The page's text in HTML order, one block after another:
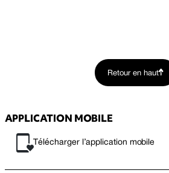
Retour en haut
APPLICATION MOBILE
Télécharger l’application mobile